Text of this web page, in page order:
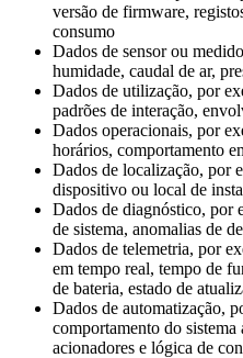
versão de firmware,
consumo
Dados de sensor ou
humidade, caudal de ar,
Dados de utilização, por
padrões de interação,
Dados operacionais, por
horários, comportamento
Dados de localização, por
dispositivo ou local de
Dados de diagnóstico, por
de sistema, anomalias de
Dados de telemetria, por
em tempo real, tempo de
de bateria, estado de
Dados de automatização,
comportamento do
acionadores e lógica de